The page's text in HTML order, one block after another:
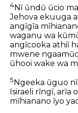
4Nĩ ũndũ ũcio
Jehova ekuuga
angĩgĩa
waganu wa
angĩcooka athiĩ
mwene
ũhooi wake wa
5 Ngeeka ũguo
Isiraeli rĩngĩ,
mĩhianano ĩyo